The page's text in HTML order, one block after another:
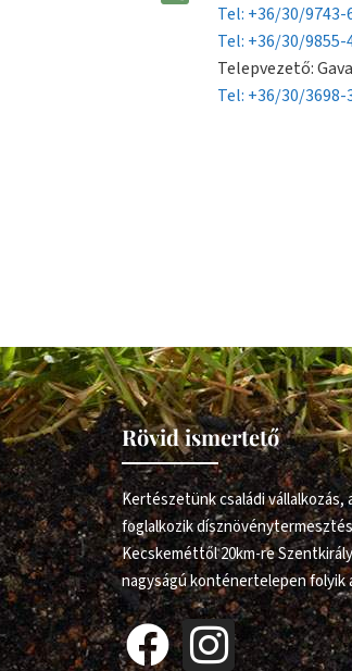
Tel: +36/30/9743-
Tel: +36/30/9855-
Telepvezető:
Tel: +36/30/3698-
Rövid ismertető
Kertészetünk családi vállalkozás,
foglalkozik
Kecskeméttől 20km-re
nagyságú konténertelepen folyik